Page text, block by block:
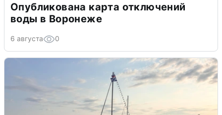
Опубликована карта отключений
воды в Воронеже
6 августа 0